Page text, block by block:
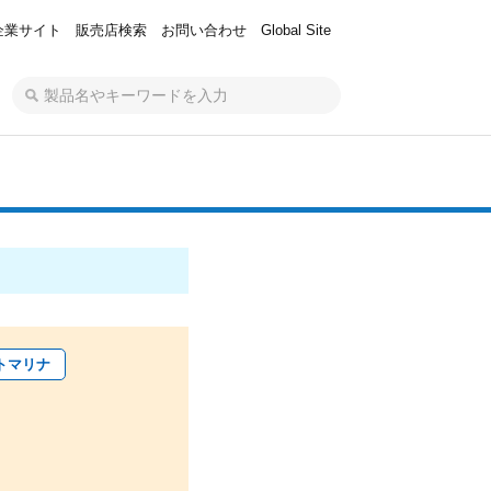
業サイト 販売店検索 お問い合わせ Global Site
トマリナ